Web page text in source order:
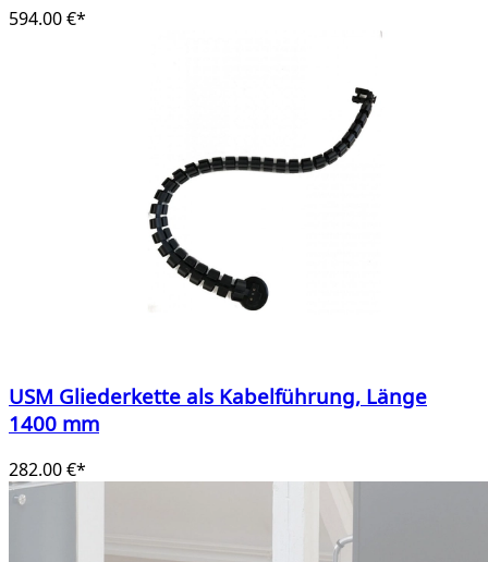
594.00 €*
USM Gliederkette als Kabelführung, Länge
1400 mm
282.00 €*